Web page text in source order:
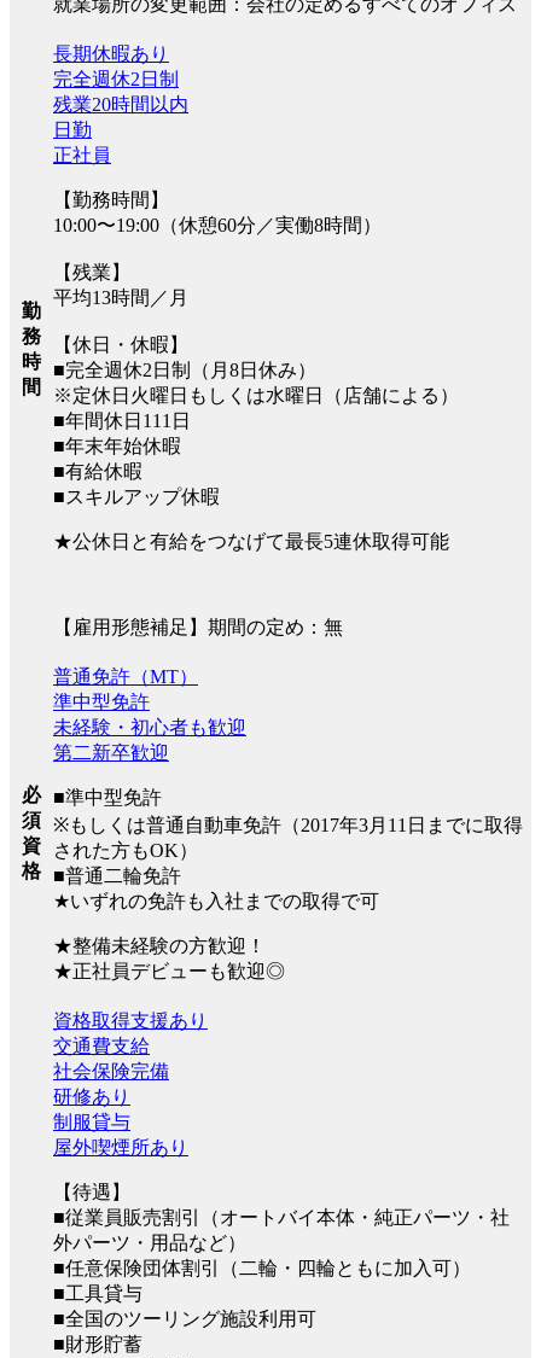
就業場所の変更範囲：会社の定めるすべてのオフィス
勤
務
時
間
長期休暇あり
完全週休2日制
残業20時間以内
日勤
正社員
【勤務時間】
10:00〜19:00（休憩60分／実働8時間）
【残業】
平均13時間／月
【休日・休暇】
■完全週休2日制（月8日休み）
※定休日火曜日もしくは水曜日（店舗による）
■年間休日111日
■年末年始休暇
■有給休暇
■スキルアップ休暇
★公休日と有給をつなげて最長5連休取得可能
【雇用形態補足】期間の定め：無
必
須
資
格
普通免許（MT）
準中型免許
未経験・初心者も歓迎
第二新卒歓迎
■準中型免許
※もしくは普通自動車免許（2017年3月11日までに取得
された方もOK）
■普通二輪免許
★いずれの免許も入社までの取得で可
★整備未経験の方歓迎！
★正社員デビューも歓迎◎
資格取得支援あり
交通費支給
社会保険完備
研修あり
制服貸与
屋外喫煙所あり
【待遇】
■従業員販売割引（オートバイ本体・純正パーツ・社
外パーツ・用品など）
■任意保険団体割引（二輪・四輪ともに加入可）
■工具貸与
■全国のツーリング施設利用可
■財形貯蓄